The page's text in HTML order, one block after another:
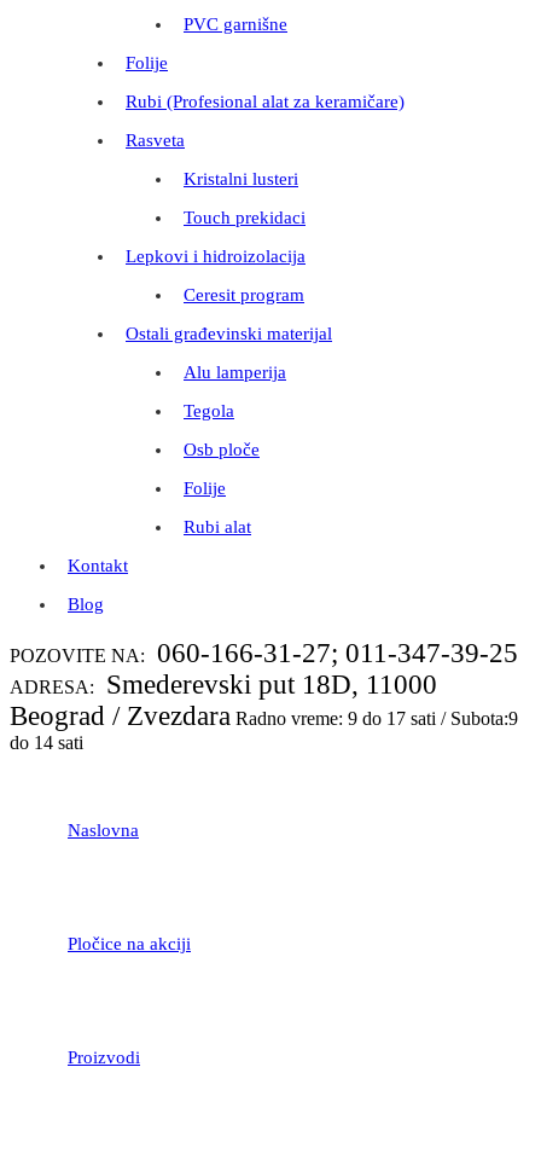
PVC garnišne
Folije
Rubi (Profesional alat za keramičare)
Rasveta
Kristalni lusteri
Touch prekidaci
Lepkovi i hidroizolacija
Ceresit program
Ostali građevinski materijal
Alu lamperija
Tegola
Osb ploče
Folije
Rubi alat
Kontakt
Blog
POZOVITE NA: 060-166-31-27; 011-347-39-25
ADRESA:
Smederevski put 18D, 11000
Beograd / Zvezdara Radno vreme: 9 do 17 sati / Subota:9
do 14 sati
Naslovna
Pločice na akciji
Proizvodi